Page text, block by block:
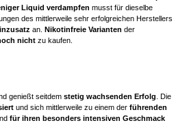
Liquid verdampfen musst für dieselbe
des mittlerweile sehr erfolgreichen Herstellers
an. Nikotinfreie Varianten der
nicht zu kaufen.
genießt seitdem stetig wachsenden Erfolg . Die
und sich mittlerweile zu einem der führenden
für ihren besonders intensiven Geschmack